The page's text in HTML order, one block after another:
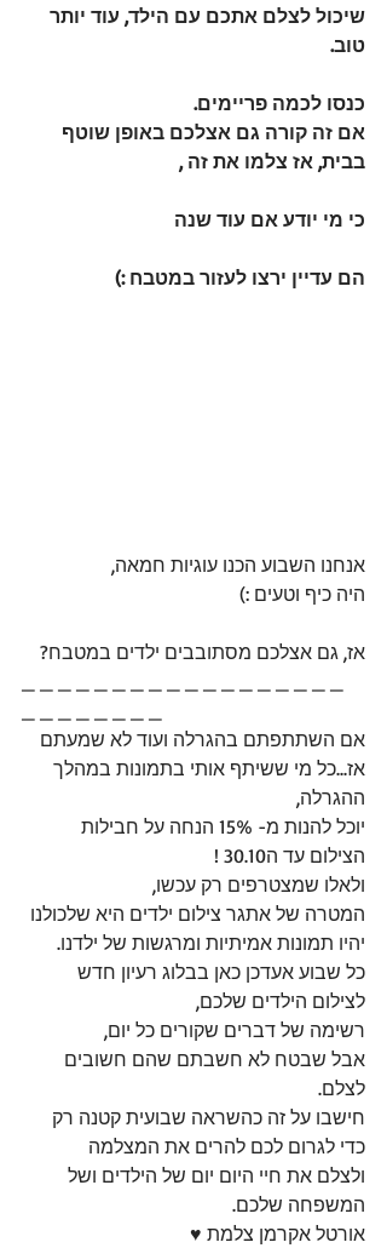
שיכול לצלם אתכם עם הילד, עוד יותר
טוב.
כנסו לכמה פריימים.
אם זה קורה גם אצלכם באופן שוטף
בבית, אז צלמו את זה ,
כי מי יודע אם עוד שנה
הם עדיין ירצו לעזור במטבח :)
אנחנו השבוע הכנו עוגיות חמאה,
היה כיף וטעים :)
אז, גם אצלכם מסתובבים ילדים במטבח?
אם השתתפתם בהגרלה ועוד לא שמעתם
אז...כל מי ששיתף אותי בתמונות במהלך
ההגרלה,
יוכל להנות מ- 15% הנחה על חבילות
הצילום עד ה30.10 !
ולאלו שמצטרפים רק עכשו,
המטרה של אתגר צילום ילדים היא שלכולנו
יהיו תמונות אמיתיות ומרגשות של ילדנו.
כל שבוע אעדכן כאן בבלוג רעיון חדש
לצילום הילדים שלכם,
רשימה של דברים שקורים כל יום,
אבל שבטח לא חשבתם שהם חשובים
לצלם.
חישבו על זה כהשראה שבועית קטנה רק
כדי לגרום לכם להרים את המצלמה
ולצלם את חיי היום יום של הילדים ושל
המשפחה שלכם.
אורטל אקרמן צלמת ♥